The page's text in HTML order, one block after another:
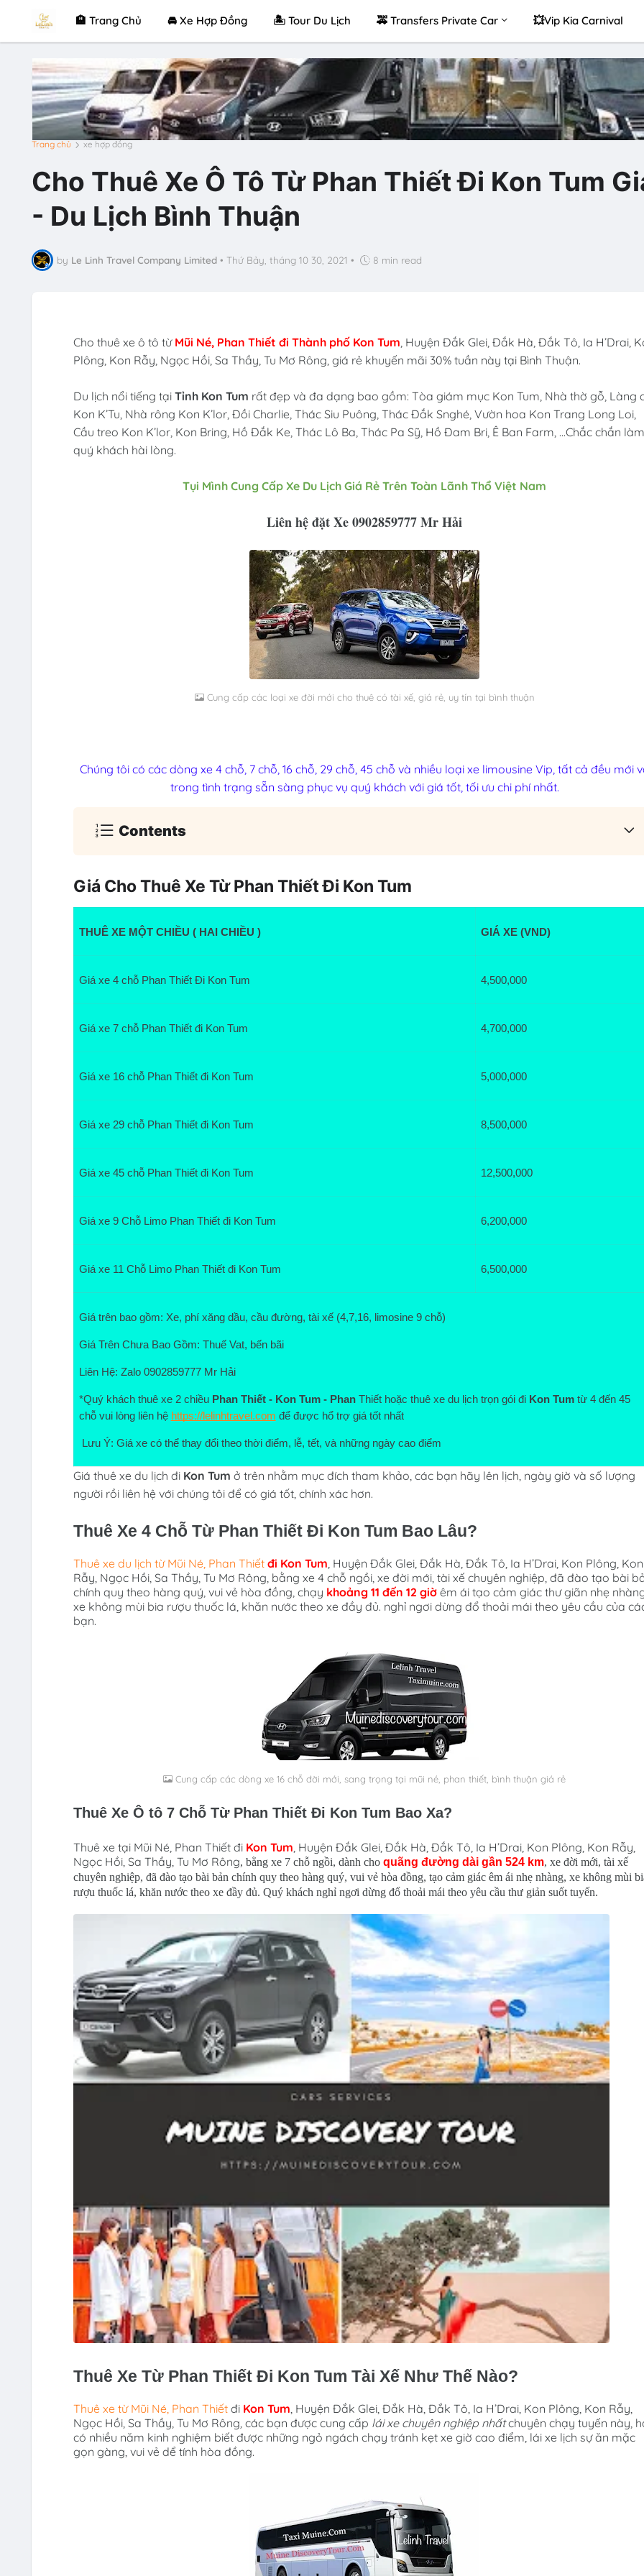
🏨 Trang Chủ 🚘 Xe Hợp Đồng 🏝 Tour Du Lịch 🚕 Transfers Private Car 💥Vip Kia Carnival
Trang chủ xe hợp đồng
Cho Thuê Xe Ô Tô Từ Phan Thiết Đi Kon Tum
- Du Lịch Bình Thuận
by Le Linh Travel Company Limited • Thứ Bảy, tháng 10 30, 2021 • 8 min read
Cho thuê xe ô tô từ Mũi Né, Phan Thiết đi Thành phốKon Tum, Huyện Đắk Glei, Đắk Hà, Đắk Tô, Ia H’Drai,
Plông, Kon Rẫy, Ngọc Hồi, Sa Thầy, Tu Mơ Rông, giá rẻ khuyến mãi 30% tuần này tại Bình Thuận.
Du lịch nổi tiếng tại Tỉnh Kon Tum rất đẹp và đa dạng bao gồm: Tòa giám mục Kon Tum, Nhà thờ gỗ, Làng
Kon K’Tu, Nhà rông Kon K’lor, Đồi Charlie, Thác Siu Puông, Thác Đắk Snghé, Vườn hoa Kon Trang Long Loi,
Cầu treo Kon K’lor, Kon Bring, Hồ Đắk Ke, Thác Lô Ba, Thác Pa Sỹ, Hồ Đam Bri, Ê Ban Farm, ...Chắc chắn làm
quý khách hài lòng.
Tụi Mình Cung Cấp Xe Du Lịch Giá Rẻ Trên Toàn Lãnh Thổ Việt Nam
Liên hệ đặt Xe 0902859777 Mr Hải
Cung cấp các loại xe đời mới cho thuê có tài xế, giá rẻ, uy tín tại bình thuận
Chúng tôi có các dòng xe 4 chỗ, 7 chỗ, 16 chỗ, 29 chỗ, 45 chỗ và nhiều loại xe limousine Vip, tất cả đều mới
trong tình trạng sẵn sàng phục vụ quý khách với giá tốt, tối ưu chi phí nhất.
Contents
Giá Cho Thuê Xe Từ Phan Thiết Đi Kon Tum
THUÊ XE MỘT CHIỀU ( HAI CHIỀU ) GIÁ XE (VND)
Giá xe 4 chỗ Phan Thiết Đi Kon Tum 4,500,000
Giá xe 7 chỗ Phan Thiết đi Kon Tum 4,700,000
Giá xe 16 chỗ Phan Thiết đi Kon Tum 5,000,000
Giá xe 29 chỗ Phan Thiết đi Kon Tum 8,500,000
Giá xe 45 chỗ Phan Thiết đi Kon Tum 12,500,000
Giá xe 9 Chỗ Limo Phan Thiết đi Kon Tum 6,200,000
Giá xe 11 Chỗ Limo Phan Thiết đi Kon Tum 6,500,000
Giá trên bao gồm: Xe, phí xăng dầu, cầu đường, tài xế (4,7,16, limosine 9 chỗ)
Giá Trên Chưa Bao Gồm: Thuế Vat, bến bãi
Liên Hệ: Zalo 0902859777 Mr Hải
*Quý khách thuê xe 2 chiều Phan Thiết - Kon Tum - Phan Thiết hoặc thuê xe du lịch trọn gói đi Kon Tum từ 4 đến 45
chỗ vui lòng liên hệ https://lelinhtravel.com để được hổ trợ giá tốt nhất
Lưu Ý: Giá xe có thể thay đổi theo thời điểm, lễ, tết, và những ngày cao điểm
Giá thuê xe du lịch đi Kon Tum ở trên nhằm mục đích tham khảo, các bạn hãy lên lịch, ngày giờ và số lượng
người rồi liên hệ với chúng tôi để có giá tốt, chính xác hơn.
Thuê Xe 4 Chỗ Từ Phan Thiết Đi Kon Tum Bao Lâu?
Thuê xe du lịch từ Mũi Né, Phan Thiếtđi Kon Tum, Huyện Đắk Glei, Đắk Hà, Đắk Tô, Ia H’Drai, Kon Plông, Kon
Rẫy, Ngọc Hồi, Sa Thầy, Tu Mơ Rông,bằng xe 4 chỗ ngồi, xe đời mới, tài xế chuyên nghiệp, đã đào tạo bài
chính quy theo hàng quý, vui vẻ hòa đồng, chạy khoảng 11 đến 12 giờêm ái tạo cảm giác thư giãn nhẹ
xe không mùi bia rượu thuốc lá, khăn nước theo xe đầy đủ. nghỉ ngơi dừng đổ thoải mái theo yêu cầu của
bạn.
Cung cấp các dòng xe 16 chỗ đời mới, sang trọng tại mũi né, phan thiết, bình thuận giá rẻ
Thuê Xe Ô tô 7 Chỗ Từ Phan Thiết Đi Kon Tum Bao Xa?
Thuê xe tại Mũi Né, Phan Thiết đi Kon Tum, Huyện Đắk Glei, Đắk Hà, Đắk Tô, Ia H’Drai, Kon Plông, Kon Rẫy,
Ngọc Hồi, Sa Thầy, Tu Mơ Rông, bằng xe 7 chỗ ngồi, dành cho quãng đường dài gần 524 km, xe đời mới, tài xế
chuyên nghiệp, đã đào tạo bài bản chính quy theo hàng quý, vui vẻ hòa đồng, tạo cảm giác êm ái nhẹ nhàng, xe không mùi
rượu thuốc lá, khăn nước theo xe đầy đủ. Quý khách nghỉ ngơi dừng đổ thoải mái theo yêu cầu thư giản suốt tuyến.
Thuê Xe Từ Phan Thiết Đi Kon Tum Tài Xế Như Thế Nào?
Thuê xe từ Mũi Né, Phan Thiếtđi Kon Tum, Huyện Đắk Glei, Đắk Hà, Đắk Tô, Ia H’Drai, Kon Plông, Kon Rẫy,
Ngọc Hồi, Sa Thầy, Tu Mơ Rông, các bạn được cung cấp lái xe chuyên nghiệp nhấtchuyên chạy tuyến này,
có nhiều năm kinh nghiệm biết được những ngỏ ngách chạy tránh kẹt xe giờ cao điểm, lái xe lịch sự ăn mặc
gọn gàng, vui vẻ dể tính hòa đồng.